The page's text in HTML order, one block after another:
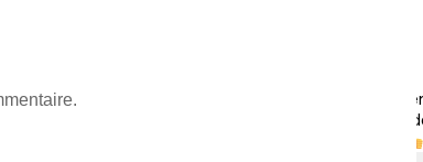
Association pour la défense